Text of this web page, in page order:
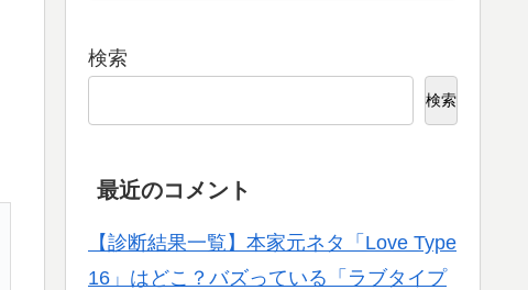
検索
検索
最近のコメント
【診断結果一覧】本家元ネタ「Love Type
16」はどこ？バズっている「ラブタイプ